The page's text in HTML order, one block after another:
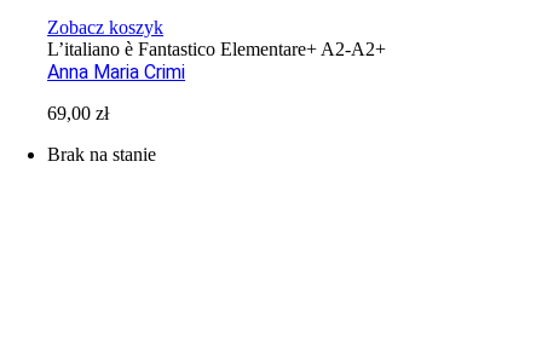
Zobacz koszyk
L’italiano è Fantastico Elementare+ A2-A2+
Anna Maria Crimi
69,00zł
Brak na stanie